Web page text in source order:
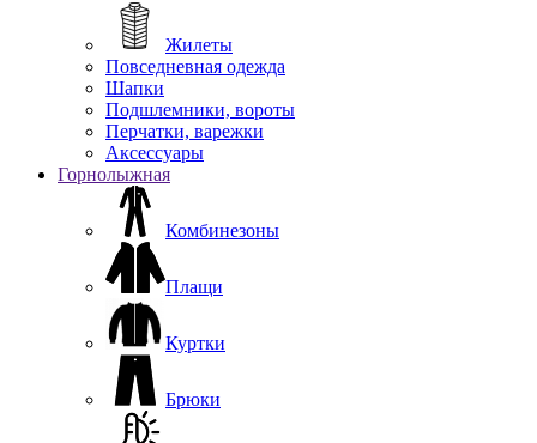
Жилеты
Повседневная одежда
Шапки
Подшлемники, вороты
Перчатки, варежки
Аксессуары
Горнолыжная
Комбинезоны
Плащи
Куртки
Брюки